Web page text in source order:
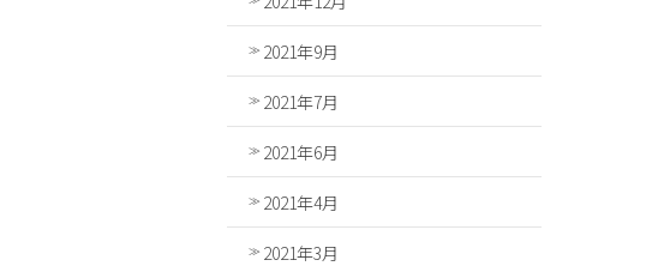
2021年9月
2021年7月
2021年6月
2021年4月
2021年3月